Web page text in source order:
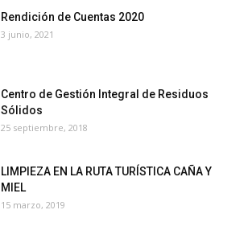
Rendición de Cuentas 2020
3 junio, 2021
Centro de Gestión Integral de Residuos
Sólidos
25 septiembre, 2018
LIMPIEZA EN LA RUTA TURÍSTICA CAÑA Y
MIEL
15 marzo, 2019